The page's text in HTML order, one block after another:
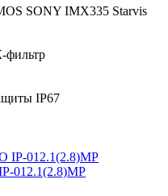
SONY IMX335 Starvis
фильтр
IР67
012.1(2.8)MP